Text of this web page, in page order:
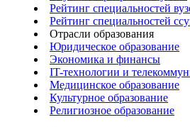
Рейтинг специальностей
Рейтинг специальностей
Отрасли образования
Юридическое образование
Экономика и финансы
IT-технологии и
Медицинское образование
Культурное образование
Религиозное образование